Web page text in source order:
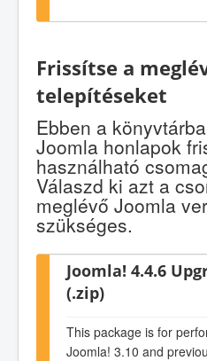
Frissítse a
telepítéseket
Ebben a
Joomla honlapok
használható
Válaszd ki azt a
meglévő Joomla
szükséges.
Joomla! 4.4.6
(.zip)
This package is for
Joomla! 3.10 and